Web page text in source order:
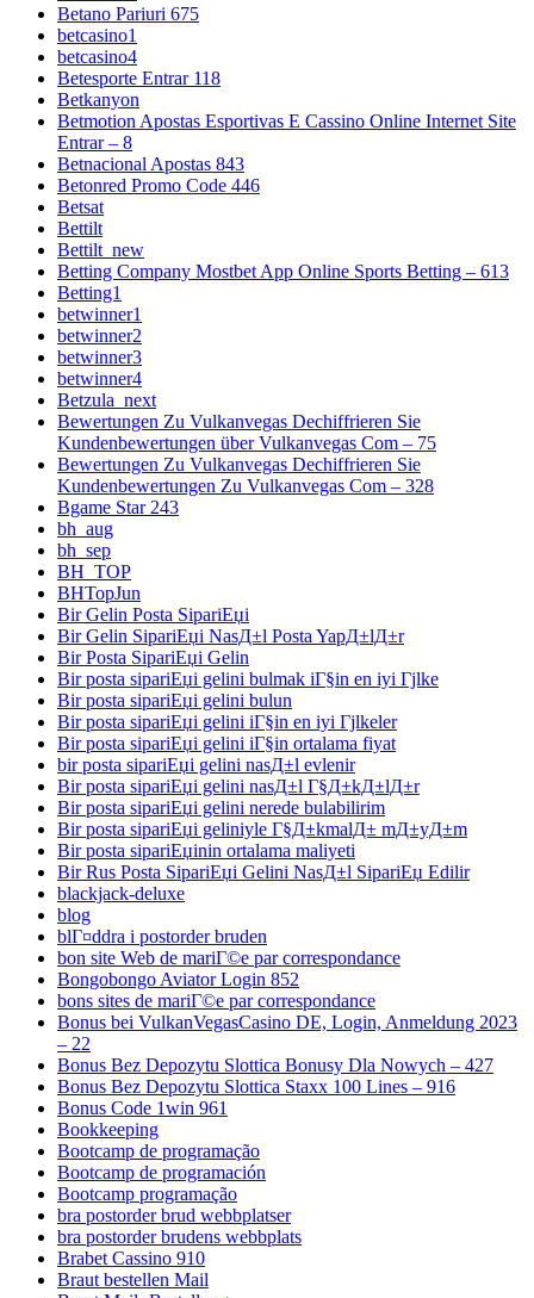
Betano Pariuri 675
betcasino1
betcasino4
Betesporte Entrar 118
Betkanyon
Betmotion Apostas Esportivas E Cassino Online Internet Site
Entrar – 8
Betnacional Apostas 843
Betonred Promo Code 446
Betsat
Bettilt
Bettilt_new
Betting Company Mostbet App Online Sports Betting – 613
Betting1
betwinner1
betwinner2
betwinner3
betwinner4
Betzula_next
Bewertungen Zu Vulkanvegas Dechiffrieren Sie
Kundenbewertungen über Vulkanvegas Com – 75
Bewertungen Zu Vulkanvegas Dechiffrieren Sie
Kundenbewertungen Zu Vulkanvegas Com – 328
Bgame Star 243
bh_aug
bh_sep
BH_TOP
BHTopJun
Bir Gelin Posta SipariЕџi
Bir Gelin SipariЕџi NasД±l Posta YapД±lД±r
Bir Posta SipariЕџi Gelin
Bir posta sipariЕџi gelini bulmak iГ§in en iyi Гјlke
Bir posta sipariЕџi gelini bulun
Bir posta sipariЕџi gelini iГ§in en iyi Гјlkeler
Bir posta sipariЕџi gelini iГ§in ortalama fiyat
bir posta sipariЕџi gelini nasД±l evlenir
Bir posta sipariЕџi gelini nasД±l Г§Д±kД±lД±r
Bir posta sipariЕџi gelini nerede bulabilirim
Bir posta sipariЕџi geliniyle Г§Д±kmalД± mД±yД±m
Bir posta sipariЕџinin ortalama maliyeti
Bir Rus Posta SipariЕџi Gelini NasД±l SipariЕџ Edilir
blackjack-deluxe
blog
blГ¤ddra i postorder bruden
bon site Web de mariГ©e par correspondance
Bongobongo Aviator Login 852
bons sites de mariГ©e par correspondance
Bonus bei VulkanVegasCasino DE, Login, Anmeldung 2023
– 22
Bonus Bez Depozytu Slottica Bonusy Dla Nowych – 427
Bonus Bez Depozytu Slottica Staxx 100 Lines – 916
Bonus Code 1win 961
Bookkeeping
Bootcamp de programação
Bootcamp de programación
Bootcamp programação
bra postorder brud webbplatser
bra postorder brudens webbplats
Brabet Cassino 910
Braut bestellen Mail